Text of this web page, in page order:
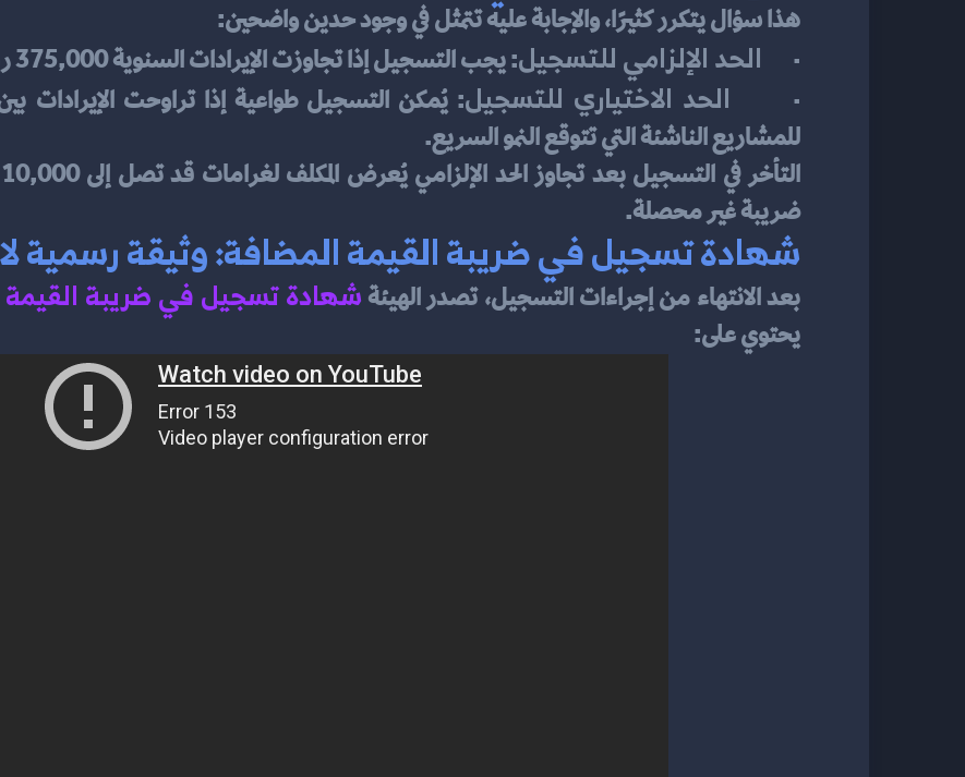
هذا سؤال يتكرر كثيرًا، والإجابة عليه تتمثل في وجود حدين واضحين:
· الحد الإلزامي للتسجيل: يجب التسجيل إذا تجاوزت الإيرادات السنوية 375,000 ريال سعودي.
· الحد الاختياري للتسجيل
للمشاريع الناشئة التي تتوقع النمو السريع.
ضريبة غير محصلة.
شهادة تسجيل في ضريبة القيمة المضافة: وثيقة رسمية
بعد الانتهاء من إجراءات التسجيل، تصدر الهيئة شهادة تسجيل في ضريبة القيمة
يحتوي على: